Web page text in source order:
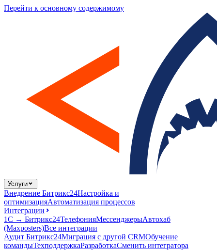
Перейти к основному содержимому
Услуги
Внедрение Битрикс24Настройка и
оптимизацияАвтоматизация процессов
Интеграции
1С → Битрикс24ТелефонияМессенджерыАвтохаб
(Maxposters)Все интеграции
Аудит Битрикс24Миграция с другой CRMОбучение
командыТехподдержкаРазработкаСменить интегратора